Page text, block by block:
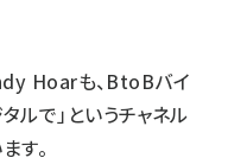
Hoarも、BtoBバイ
ルで」というチャネル
す。